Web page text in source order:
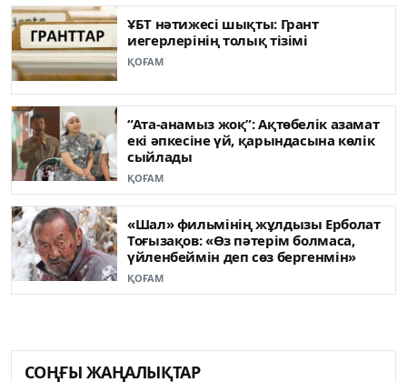
ҰБТ нәтижесі шықты: Грант
иегерлерінің толық тізімі
ҚОҒАМ
“Ата-анамыз жоқ”: Ақтөбелік азамат
екі әпкесіне үй, қарындасына көлік
сыйлады
ҚОҒАМ
«Шал» фильмінің жұлдызы Ерболат
Тоғызақов: «Өз пәтерім болмаса,
үйленбеймін деп сөз бергенмін»
ҚОҒАМ
СОҢҒЫ ЖАҢАЛЫҚТАР